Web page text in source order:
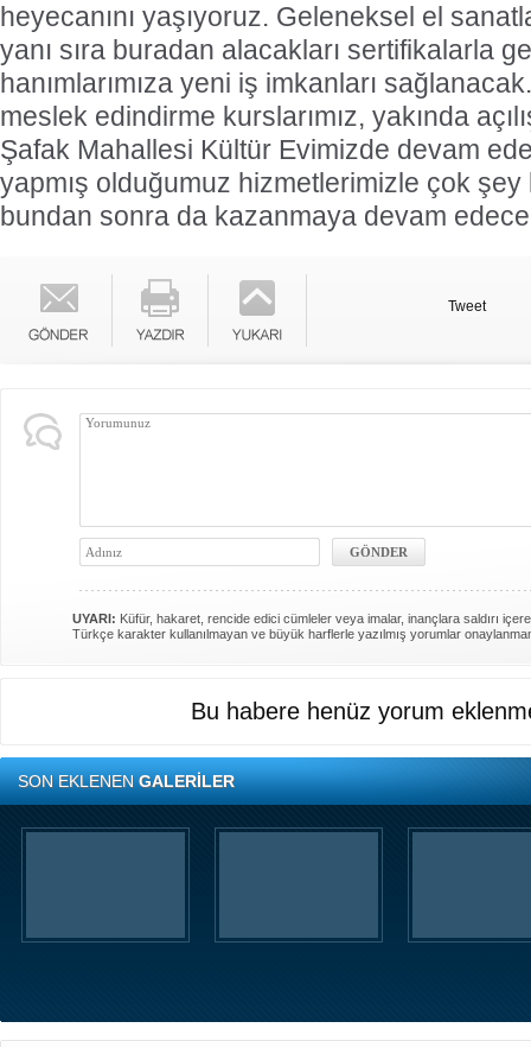
heyecanını yaşıyoruz. Geleneksel el
yanı sıra buradan alacakları sertifikalarla
hanımlarımıza yeni iş imkanları
meslek edindirme kurslarımız, yakında
Şafak Mahallesi Kültür Evimizde devam
yapmış olduğumuz hizmetlerimizle çok şey
bundan sonra da kazanmaya devam
Tweet
UYARI: Küfür, hakaret, rencide edici cümleler veya imalar, inançlara saldırı
Türkçe karakter kullanılmayan ve büyük harflerle yazılmış yorumlar
Bu habere henüz yorum
SON EKLENENGALERİLER